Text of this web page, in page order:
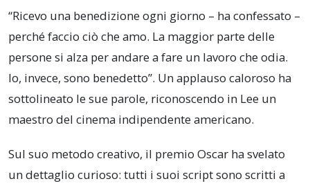
“Ricevo una benedizione ogni giorno – ha confessato –
perché faccio ciò che amo. La maggior parte delle
persone si alza per andare a fare un lavoro che odia.
Io, invece, sono benedetto”. Un applauso caloroso ha
sottolineato le sue parole, riconoscendo in Lee un
maestro del cinema indipendente americano.
Sul suo metodo creativo, il premio Oscar ha svelato
un dettaglio curioso: tutti i suoi script sono scritti a